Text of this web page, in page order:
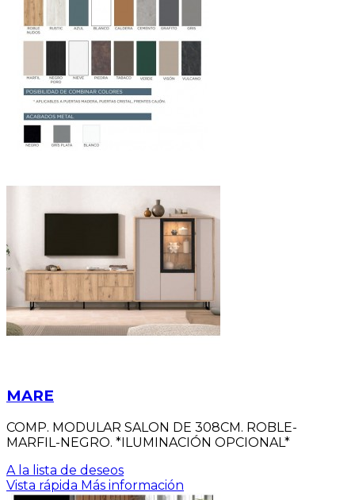
MARE
COMP. MODULAR SALON DE 308CM. ROBLE-
MARFIL-NEGRO. *ILUMINACIÓN OPCIONAL*
A la lista de deseos
Vista rápida Más información